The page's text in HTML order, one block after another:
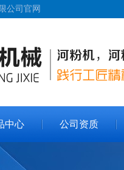
公司官网
中心 公司资质